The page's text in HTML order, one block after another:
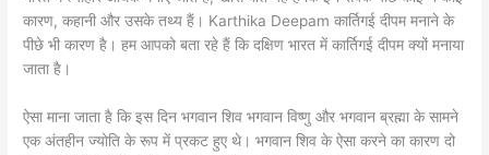
कारण, कहानी और उसके तथ्य हैं। Karthika Deepam कार्तिगई दीपम मनाने के
पीछे भी कारण है। हम आपको बता रहे हैं कि दक्षिण भारत में कार्तिगई दीपम क्यों मनाया
जाता है।
ऐसा माना जाता है कि इस दिन भगवान शिव भगवान विष्णु और भगवान ब्रह्मा के सामने
एक अंतहीन ज्योति के रूप में प्रकट हुए थे। भगवान शिव के ऐसा करने का कारण दो